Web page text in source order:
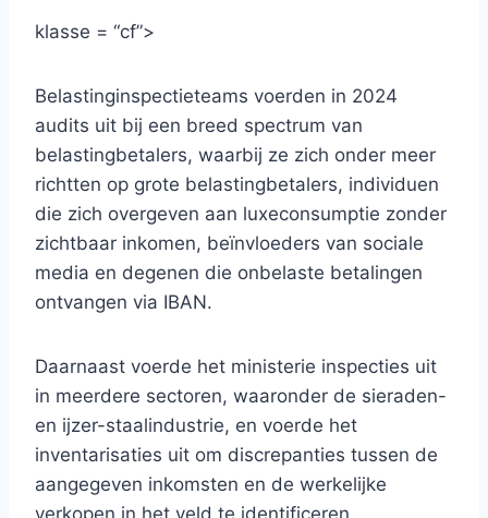
klasse = “cf”>
Belastinginspectieteams voerden in 2024
audits uit bij een breed spectrum van
belastingbetalers, waarbij ze zich onder meer
richtten op grote belastingbetalers, individuen
die zich overgeven aan luxeconsumptie zonder
zichtbaar inkomen, beïnvloeders van sociale
media en degenen die onbelaste betalingen
ontvangen via IBAN.
Daarnaast voerde het ministerie inspecties uit
in meerdere sectoren, waaronder de sieraden-
en ijzer-staalindustrie, en voerde het
inventarisaties uit om discrepanties tussen de
aangegeven inkomsten en de werkelijke